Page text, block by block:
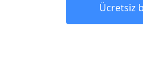
Ücretsiz